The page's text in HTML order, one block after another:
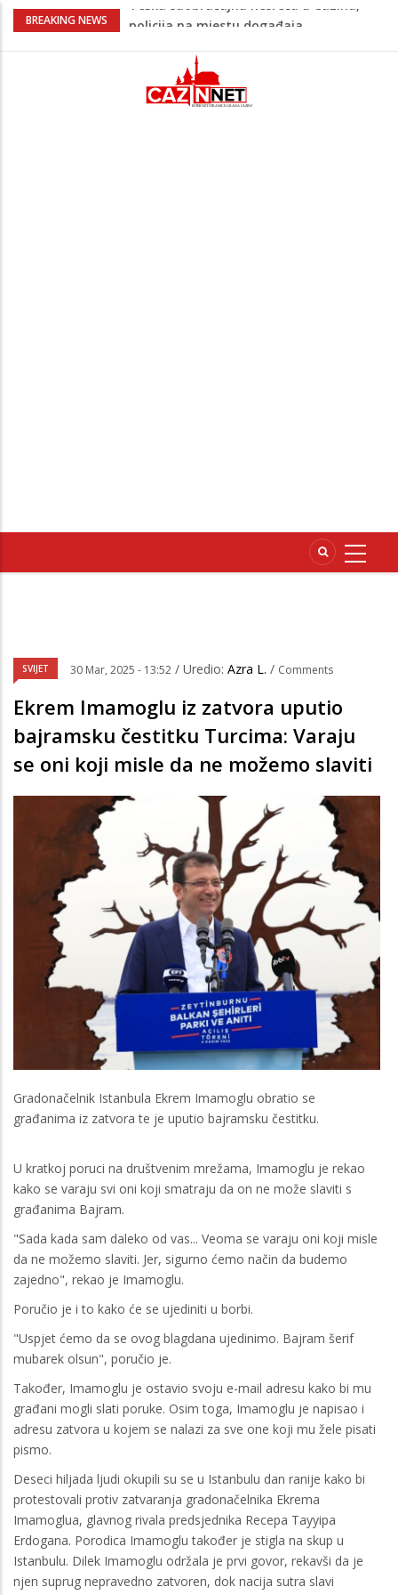
BREAKING NEWS
Ovo je 24-godišnji mladić koji je izgubio
Na Ahiret preselio LJUBIJANKIĆ (Hasan)
Na Ahiret preselio HALILOVIĆ (Smajil)
SVIJET 30 Mar, 2025 - 13:52 / Uredio: Azra L. / Comments
Ekrem Imamoglu iz zatvora uputio
bajramsku čestitku Turcima: Varaju
se oni koji misle da ne možemo slaviti
Gradonačelnik Istanbula Ekrem Imamoglu obratio se
građanima iz zatvora te je uputio bajramsku čestitku.
U kratkoj poruci na društvenim mrežama, Imamoglu je rekao
kako se varaju svi oni koji smatraju da on ne može slaviti s
građanima Bajram.
"Sada kada sam daleko od vas... Veoma se varaju oni koji misle
da ne možemo slaviti. Jer, sigurno ćemo način da budemo
zajedno", rekao je Imamoglu.
Poručio je i to kako će se ujediniti u borbi.
"Uspjet ćemo da se ovog blagdana ujedinimo. Bajram šerif
mubarek olsun", poručio je.
Također, Imamoglu je ostavio svoju e-mail adresu kako bi mu
građani mogli slati poruke. Osim toga, Imamoglu je napisao i
adresu zatvora u kojem se nalazi za sve one koji mu žele pisati
pismo.
Deseci hiljada ljudi okupili su se u Istanbulu dan ranije kako bi
protestovali protiv zatvaranja gradonačelnika Ekrema
Imamoglua, glavnog rivala predsjednika Recepa Tayyipa
Erdogana. Porodica Imamoglu također je stigla na skup u
Istanbulu. Dilek Imamoglu održala je prvi govor, rekavši da je
njen suprug nepravedno zatvoren, dok nacija sutra slavi